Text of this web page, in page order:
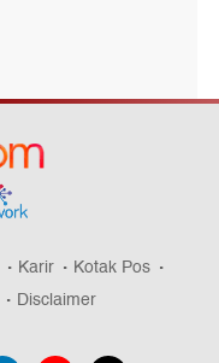
Karir
Kotak Pos
Disclaimer